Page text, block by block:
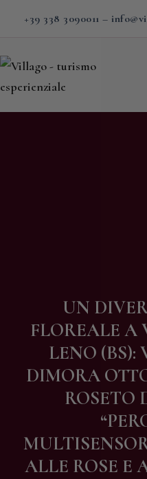
+39 338 3090011 –
UN
FLOREALE
LENO (BS):
DIMORA
ROSETO
ALLE ROSE E
Home
Contatti